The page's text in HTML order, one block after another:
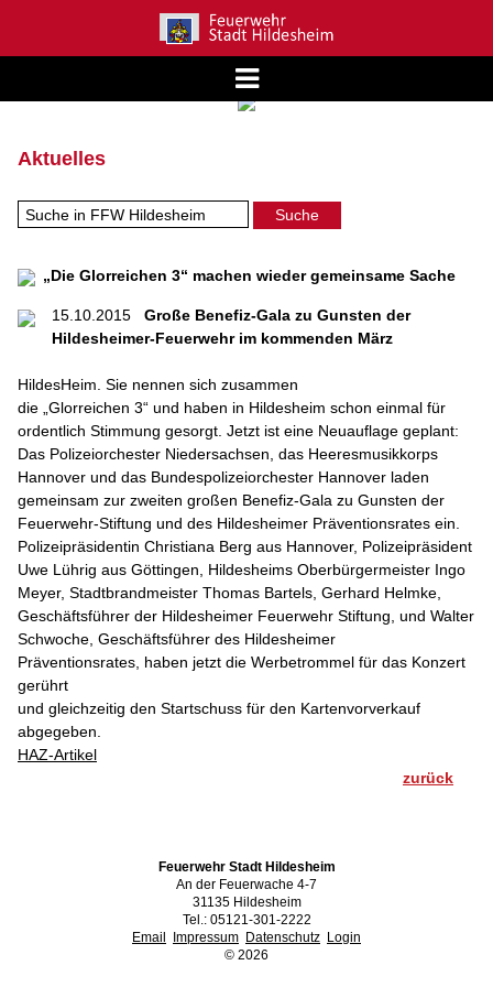
Aktuelles
„Die Glorreichen 3“ machen wieder gemeinsame Sache
15.10.2015 Große Benefiz-Gala zu Gunsten der
Hildesheimer-Feuerwehr im kommenden März
HildesHeim. Sie nennen sich zusammen
die „Glorreichen 3“ und haben in Hildesheim schon einmal für
ordentlich Stimmung gesorgt. Jetzt ist eine Neuauflage geplant:
Das Polizeiorchester Niedersachsen, das Heeresmusikkorps
Hannover und das Bundespolizeiorchester Hannover laden
gemeinsam zur zweiten großen Benefiz-Gala zu Gunsten der
Feuerwehr-Stiftung und des Hildesheimer Präventionsrates ein.
Polizeipräsidentin Christiana Berg aus Hannover, Polizeipräsident
Uwe Lührig aus Göttingen, Hildesheims Oberbürgermeister Ingo
Meyer, Stadtbrandmeister Thomas Bartels, Gerhard Helmke,
Geschäftsführer der Hildesheimer Feuerwehr Stiftung, und Walter
Schwoche, Geschäftsführer des Hildesheimer
Präventionsrates, haben jetzt die Werbetrommel für das Konzert
gerührt
und gleichzeitig den Startschuss für den Kartenvorverkauf
abgegeben.
HAZ-Artikel
zurück
Feuerwehr Stadt Hildesheim
An der Feuerwache 4-7
31135 Hildesheim
Tel.: 05121-301-2222
Email
Impressum Datenschutz Login
© 2026